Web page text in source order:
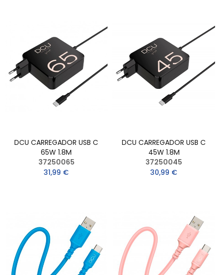
DCU CARREGADOR USB C
65W 1.8M
37250065
31,99 €
DCU CARREGADOR USB C
45W 1.8M
37250045
30,99 €